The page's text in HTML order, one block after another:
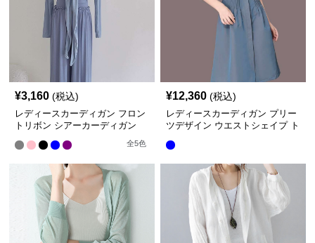
¥3,160 (税込)
レディースカーディガン フロン
トリボン シアーカーディガン
全5色
¥12,360 (税込)
レディースカーディガン プリー
ツデザイン ウエストシェイプ ト